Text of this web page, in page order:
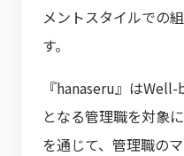
メントスタイルでの
す。
『hanaseru』は
となる管理職を対象
を通じて、管理職の